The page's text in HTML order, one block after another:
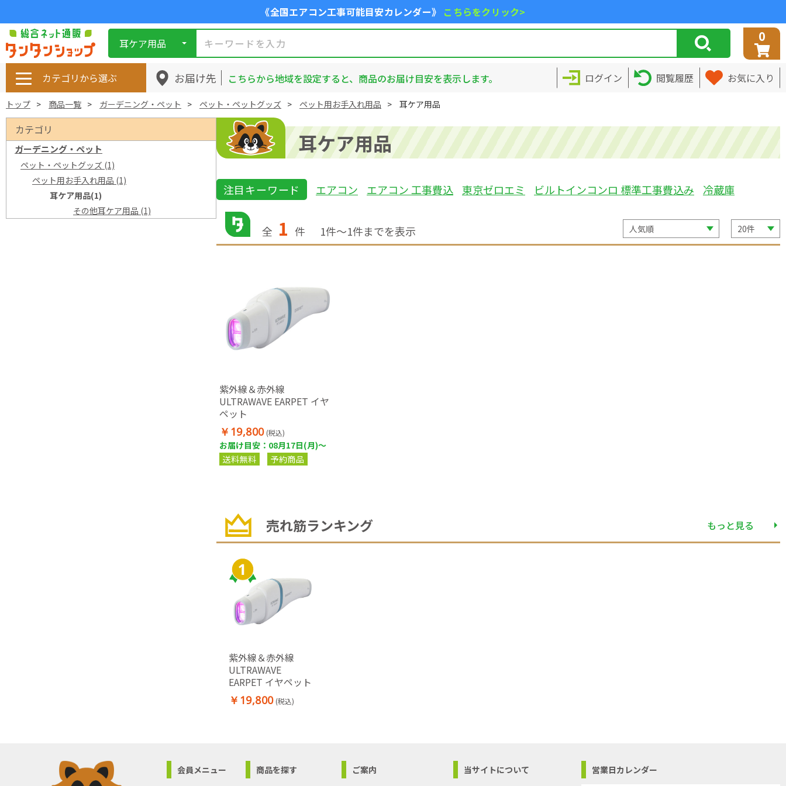
《全国エアコン工事可能目安カレンダー》 こちらをクリック>
耳ケア用品 0
カテゴリから選ぶ お届け先 こちらから地域を設定すると、商品のお届け目安を表示します。 ログイン 閲覧履歴 お気に入り
トップ 商品一覧 ガーデニング・ペット ペット・ペットグッズ ペット用お手入れ用品 耳ケア用品
カテゴリ
ガーデニング・ペット
ペット・ペットグッズ (1)
ペット用お手入れ用品 (1)
耳ケア用品(1)
その他耳ケア用品 (1)
耳ケア用品
注目キーワード エアコン エアコン 工事費込 東京ゼロエミ ビルトインコンロ 標準工事費込み 冷蔵庫
全 1 件 1件〜1件までを表示
紫外線＆赤外線
ULTRAWAVE EARPET イヤ
ペット
￥19,800 (税込)
お届け目安：08月17日(月)～
送料無料
予約商品
売れ筋ランキング もっと見る
紫外線＆赤外線
ULTRAWAVE
EARPET イヤペット
￥19,800 (税込)
会員メニュー
商品を探す
ご案内
当サイトについて
営業日カレンダー